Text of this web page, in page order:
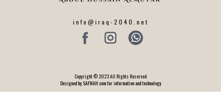
info@iraq-2040.net
Copyright © 2023 All Rights Reserved
Designed by SAFNAH.com for information and technology